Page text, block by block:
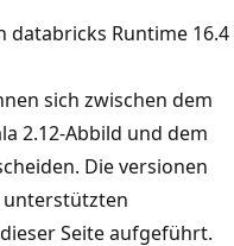
databricks Runtime 16.4
sich zwischen dem
2.12-Abbild und dem
Die versionen
unterstützten
Seite aufgeführt.